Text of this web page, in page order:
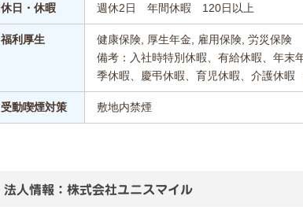
休日・休暇 週休2日 年間休暇 120日以上
福利厚生
健康保険, 厚生年金, 雇用保険, 労災保険
備考：入社時特別休暇、有給休暇、年末
季休暇、慶弔休暇、育児休暇、介護休
受動喫煙対策 敷地内禁煙
法人情報：株式会社ユニスマイル